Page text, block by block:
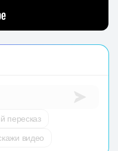
пересказ
видео